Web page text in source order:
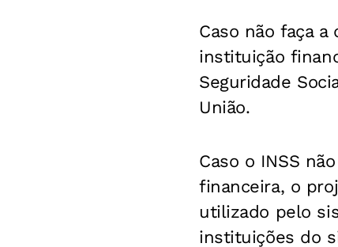
Caso não faça
instituição
Seguridade
União.
Caso o INSS
financeira, o
utilizado pelo
instituições do